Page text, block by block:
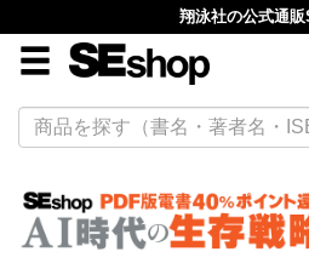
翔泳社の公式通